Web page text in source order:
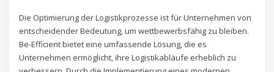
Die Optimierung der Logistikprozesse ist für Unternehmen von
entscheidender Bedeutung, um wettbewerbsfähig zu bleiben.
Be-Efficient bietet eine umfassende Lösung, die es
Unternehmen ermöglicht, ihre Logistikabläufe erheblich zu